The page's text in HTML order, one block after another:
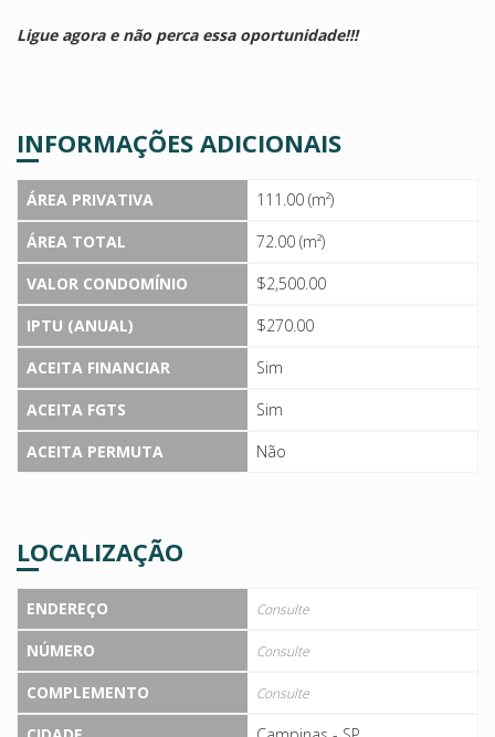
Ligue agora e não perca essa oportunidade!!!
INFORMAÇÕES ADICIONAIS
ÁREA PRIVATIVA
111.00 (m²)
ÁREA TOTAL
72.00 (m²)
VALOR CONDOMÍNIO
$2,500.00
IPTU (ANUAL)
$270.00
ACEITA FINANCIAR
Sim
ACEITA FGTS
Sim
ACEITA PERMUTA
Não
LOCALIZAÇÃO
ENDEREÇO Consulte
NÚMERO Consulte
COMPLEMENTO Consulte